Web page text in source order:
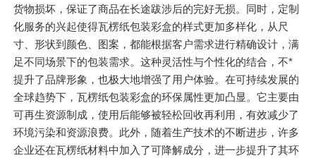
货物损坏，保证了商品在长途跋涉后的完好无损。同时，定制
化服务的兴起使得瓦楞纸包装彩盒的样式更加多样化，从尺
寸、形状到颜色、图案，都能根据客户需求进行精确设计，满
足不同场景下的包装需求。这种灵活性与个性化的结合，不*
提升了品牌形象，也极大地增强了用户体验。在可持续发展的
全球趋势下，瓦楞纸包装彩盒的环保属性更加凸显。它主要由
可再生资源制成，使用后能够被轻松回收再利用，有效减少了
环境污染和资源浪费。此外，随着生产技术的不断进步，许多
企业还在瓦楞纸材料中加入了可降解成分，进一步提升了其环